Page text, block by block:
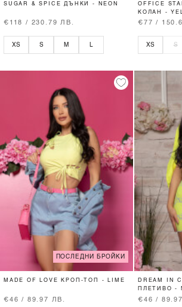
SUGAR & SPICE ДЪНКИ - NEON
€118 / 230.79 ЛВ.
XS S M L
OFFICE
КОЛАН -
€77 /
XS S
ПОСЛЕДНИ БРОЙКИ
MADE OF LOVE КРОП-ТОП - LIME
€46 / 89.97 ЛВ.
DREAM IN
ПЛЕТИВО -
€46 /